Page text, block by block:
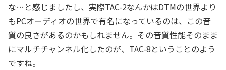
な…と感じましたし、実際TAC-2なんかはDTMの世界より
もPCオーディオの世界で有名になっているのは、この音
質の良さがあるのかもしれません。その音質性能そのまま
にマルチチャンネル化したのが、TAC-8ということのよう
ですね。